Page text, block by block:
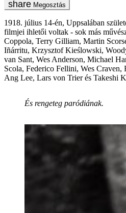
Megosztás
1918. július 14-én, Uppsalában
filmjei ihletői voltak - sok más
Coppola, Terry Gilliam, Martin
Iñárritu, Krzysztof Kieślowski,
van Sant, Wes Anderson, Michael
Scola, Federico Fellini, Wes
Ang Lee, Lars von Trier és Takeshi
És rengeteg paródiának.